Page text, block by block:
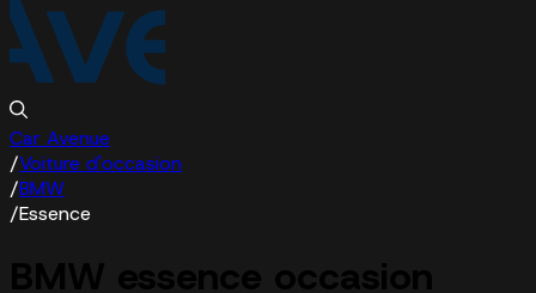
Car Avenue
/Voiture d'occasion
/BMW
/Essence